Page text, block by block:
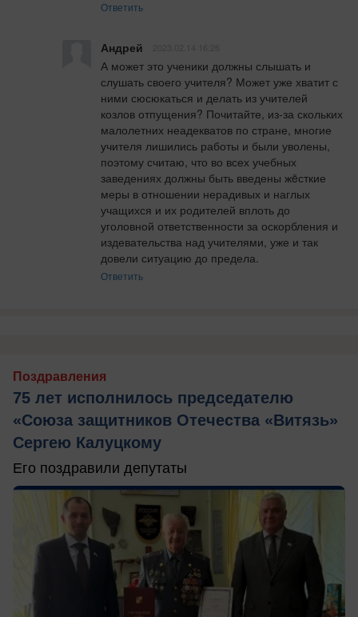
Ответить
Андрей
А может это ученики должны слышать и
слушать своего учителя? Может уже хватит с
ними сюсюкаться и делать из учителей
козлов отпущения? Почитайте, из-за скольких
малолетних неадекватов по стране, многие
учителя лишились работы и были уволены,
поэтому считаю, что во всех учебных
заведениях должны быть введены жëсткие
меры в отношении нерадивых и наглых
учащихся и их родителей вплоть до
уголовной ответственности за оскорбления и
издевательства над учителями, уже и так
довели ситуацию до предела.
Ответить
Поздравления
75 лет исполнилось председателю
«Союза защитников Отечества «Витязь»
Сергею Калуцкому
Его поздравили депутаты